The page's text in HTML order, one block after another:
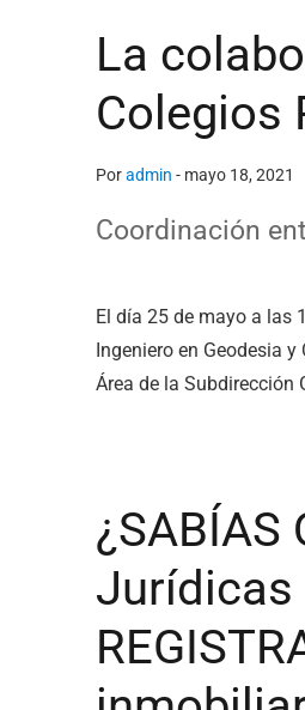
La
Colegios
Poradmin - mayo 18, 2021
Coordinación
El día 25 de mayo a las
Ingeniero en Geodesia
Área de la Subdirección
¿SABÍAS
Jurídicas